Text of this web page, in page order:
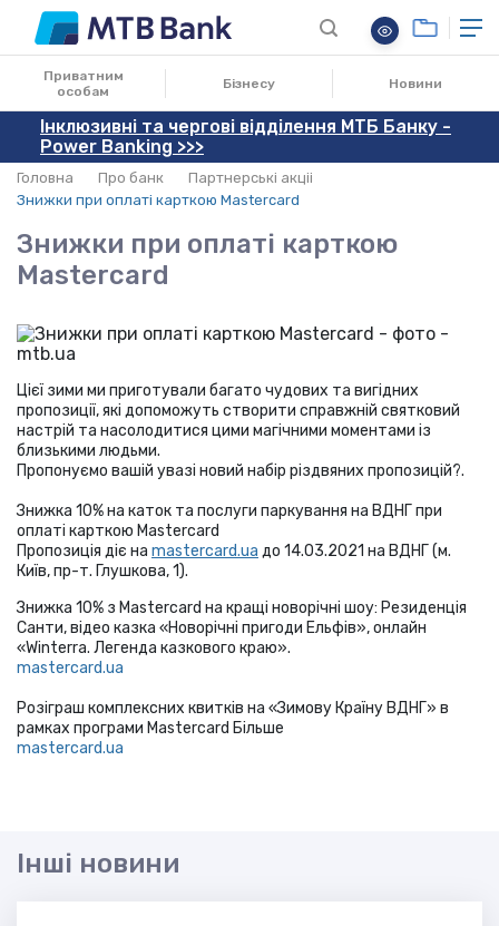
Приватним
особам
Бізнесу Новини
Інклюзивні та чергові відділення МТБ Банку -
Power Banking >>>
Головна Про банк
Партнерські акціі
Знижки при оплаті карткою Mastercard
Знижки при оплаті карткою
Mastercard
28.12.2020
Цієї зими ми приготували багато чудових та вигідних
пропозиції, які допоможуть створити справжній святковий
настрій та насолодитися цими магічними моментами із
близькими людьми.
Пропонуємо вашій увазі новий набір різдвяних пропозицій?.
Знижка 10% на каток та послуги паркування на ВДНГ при
оплаті карткою Mastercard
Пропозиція діє на mastercard.ua до 14.03.2021 на ВДНГ (м.
Київ, пр-т. Глушкова, 1).
Знижка 10% з Mastercard на кращі новорічні шоу: Резиденція
Санти, відео казка «Новорічні пригоди Ельфів», онлайн
«Winterra. Легенда казкового краю».
mastercard.ua
Розіграш комплексних квитків на «Зимову Країну ВДНГ» в
рамках програми Mastercard Більше
mastercard.ua
Інші новини